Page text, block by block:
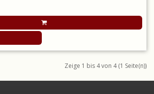
Zeige 1 bis 4 von 4 (1 Seite(n))